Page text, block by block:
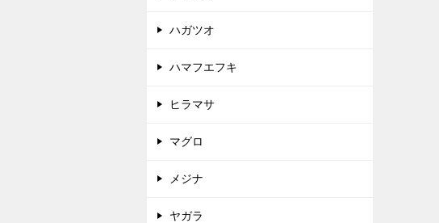
ハガツオ
ハマフエフキ
ヒラマサ
マグロ
メジナ
ヤガラ